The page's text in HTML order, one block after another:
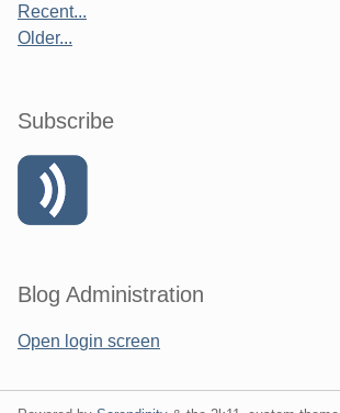
Recent...
Older...
Subscribe
Blog Administration
Open login screen